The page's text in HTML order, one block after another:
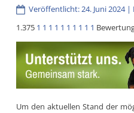
Veröffentlicht: 24. Juni 2024|
1.375 1 1 1 1 1 1 1 1 1 1
Um den aktuellen Stand der